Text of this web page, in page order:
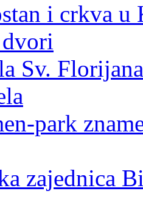
i crkva u
Sv. Florijana
park
zajednica